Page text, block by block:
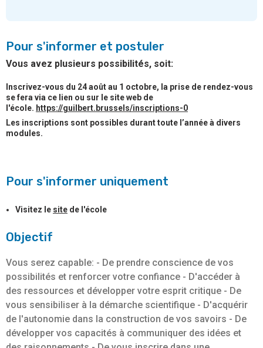
Objectif
Vous serez capable: - De prendre conscience de vos
possibilités et renforcer votre confiance - D'accéder à
des ressources et développer votre esprit critique - De
vous sensibiliser à la démarche scientifique - D'acquérir
de l'autonomie dans la construction de vos savoirs - De
développer vos capacités à communiquer des idées et
Pour s'informer et postuler
Vous avez plusieurs possibilités, soit:
Inscrivez-vous du 24 août au 1 octobre, la prise de rendez-vous
se fera via ce lien ou sur le site web de
l'école. https://guilbert.brussels/inscriptions-0
Les inscriptions sont possibles durant toute l’année à divers
modules.
Pour s'informer uniquement
Visitez le site de l'école